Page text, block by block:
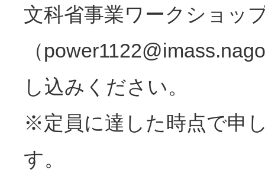
文科省事業ワークショッ
（
し込みください。
※定員に達した時点で申
す。